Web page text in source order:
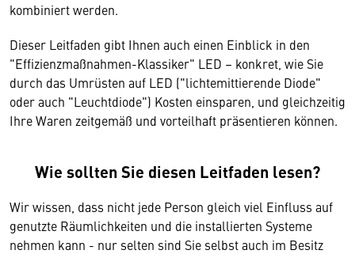
kombiniert werden.
Dieser Leitfaden gibt Ihnen auch einen Einblick in den
"Effizienzmaßnahmen-Klassiker" LED – konkret, wie Sie
durch das Umrüsten auf LED ("lichtemittierende Diode"
oder auch "Leuchtdiode") Kosten einsparen, und gleichzeitig
Ihre Waren zeitgemäß und vorteilhaft präsentieren können.
Wie sollten Sie diesen Leitfaden lesen?
Wir wissen, dass nicht jede Person gleich viel Einfluss auf
genutzte Räumlichkeiten und die installierten Systeme
nehmen kann - nur selten sind Sie selbst auch im Besitz